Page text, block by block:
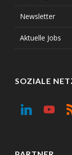
Newsletter
Aktuelle Jobs
SOZIALE